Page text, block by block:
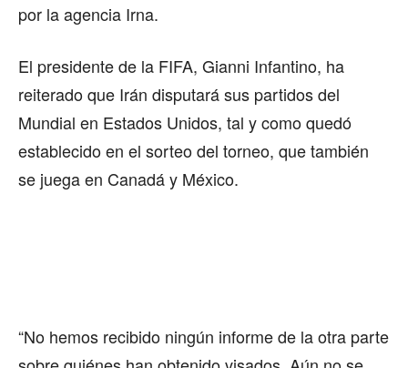
por la agencia Irna.
El presidente de la FIFA, Gianni Infantino, ha
reiterado que Irán disputará sus partidos del
Mundial en Estados Unidos, tal y como quedó
establecido en el sorteo del torneo, que también
se juega en Canadá y México.
“No hemos recibido ningún informe de la otra parte